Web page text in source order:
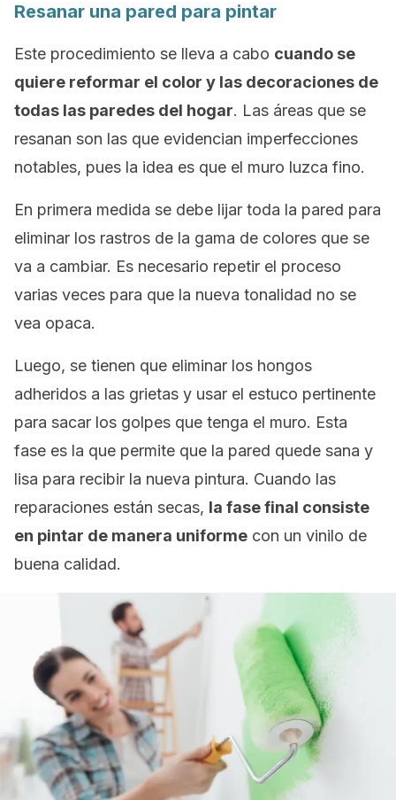
Resanar una pared para pintar
Este procedimiento se lleva a cabo cuando se
quiere reformar el color y las decoraciones de
todas las paredes del hogar. Las áreas que se
resanan son las que evidencian imperfecciones
notables, pues la idea es que el muro luzca fino.
En primera medida se debe lijar toda la pared para
eliminar los rastros de la gama de colores que se
va a cambiar. Es necesario repetir el proceso
varias veces para que la nueva tonalidad no se
vea opaca.
Luego, se tienen que eliminar los hongos
adheridos a las grietas y usar el estuco pertinente
para sacar los golpes que tenga el muro. Esta
fase es la que permite que la pared quede sana y
lisa para recibir la nueva pintura. Cuando las
reparaciones están secas, la fase final consiste
en pintar de manera uniforme con un vinilo de
buena calidad.